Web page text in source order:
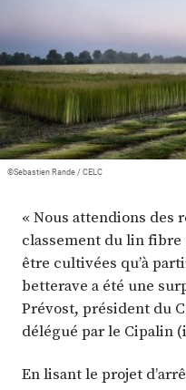
©Sebastien Rande / CELC
« Nous attendions des
classement du lin
être cultivées qu’à
betterave a été une
Prévost, président du
délégué par le Cipalin
En lisant le projet